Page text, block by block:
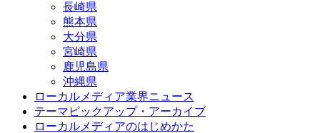
長崎県
熊本県
大分県
宮崎県
鹿児島県
沖縄県
ローカルメディア業界ニュース
テーマピックアップ・アーカイブ
ローカルメディアのはじめかた